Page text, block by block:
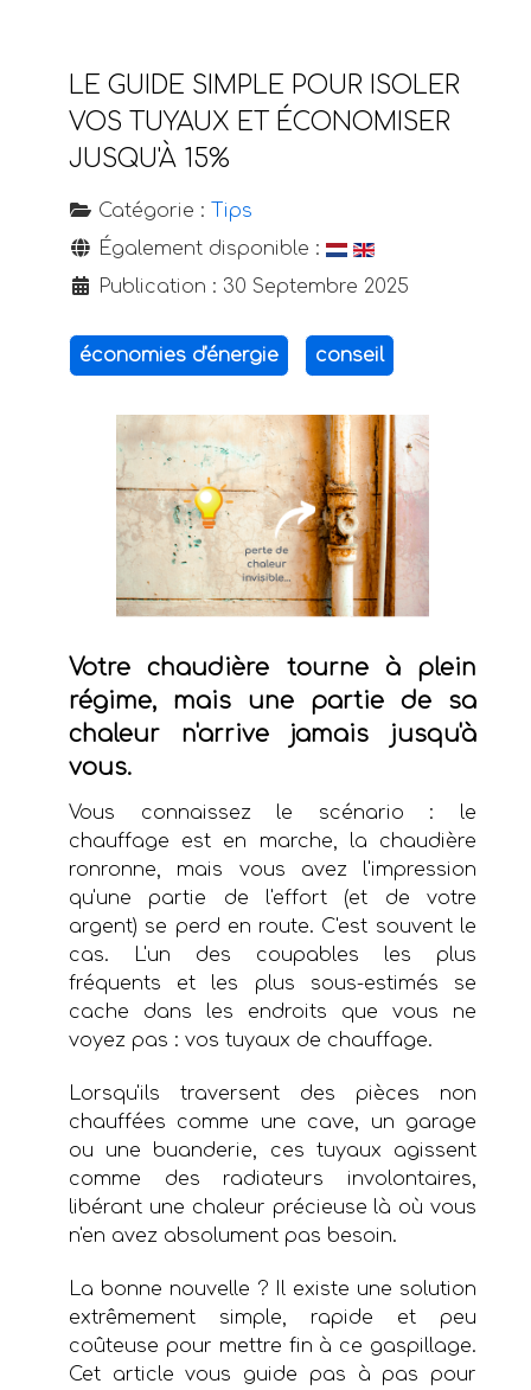
LE GUIDE SIMPLE POUR ISOLER
VOS TUYAUX ET ÉCONOMISER
JUSQU'À 15%
Catégorie :
Tips
Également disponible :
Publication : 30 Septembre 2025
économies d'énergie conseil
Votre chaudière tourne à plein
régime, mais une partie de sa
chaleur n'arrive jamais jusqu'à
vous.
Vous connaissez le scénario : le
chauffage est en marche, la chaudière
ronronne, mais vous avez l'impression
qu'une partie de l'effort (et de votre
argent) se perd en route. C'est souvent le
cas. L'un des coupables les plus
fréquents et les plus sous-estimés se
cache dans les endroits que vous ne
voyez pas : vos tuyaux de chauffage.
Lorsqu'ils traversent des pièces non
chauffées comme une cave, un garage
ou une buanderie, ces tuyaux agissent
comme des radiateurs involontaires,
libérant une chaleur précieuse là où vous
n'en avez absolument pas besoin.
La bonne nouvelle ? Il existe une solution
extrêmement simple, rapide et peu
coûteuse pour mettre fin à ce gaspillage.
Cet article vous guide pas à pas pour